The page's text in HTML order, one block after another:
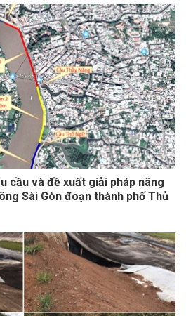
cầu và đề xuất giải pháp nâng
Sài Gòn đoạn thành phố Thủ